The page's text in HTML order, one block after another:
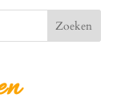
Zoeken